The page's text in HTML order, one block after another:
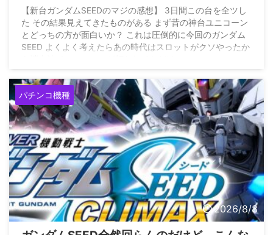
大成の台って感じ」
【新台ガンダムSEEDのマジの感想】 3日間この台を全ツし
た その結果見えてきたものがある まず昔の神台ユニコーン
とどっちの方が面白いか？ これは圧倒的に今回のガンダム
SEED よくよく考えたらあの時代はスロットがクソやったか
(@Kyokupachi) August 7, 2026
パチンコ機種
2026/8/8